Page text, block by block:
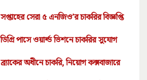
সপ্তাহের সেরা ৫ এনজিও’র চাকরির বিজ্ঞপ্তি
ডিগ্রি পাসে ওয়ার্ল্ড ভিশনে চাকরির সুযোগ
ব্র্যাকের অধীনে চাকরি, নিয়োগ কক্সবাজারে